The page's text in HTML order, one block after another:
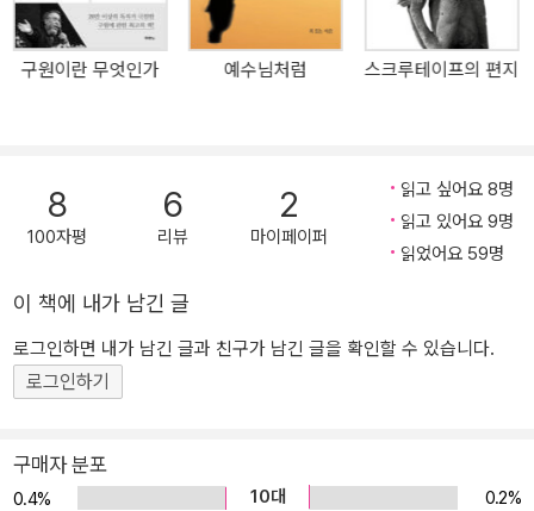
평화가 넘치게 하였다. 또 다른 이유는 자신이 가르친 것을 어김없이
실행했기 때문이다. 질문 하나, 그렇지만 그는 진실한 존재인가? 질문
둘, 기독교의 기본 진리란 예수님이 세상의 구주가 되기 위해 오신 하
니다. 행동이 따라야 한다. 우리의 지적 신앙이 비판의 여지가 없는 완
벽한 것일 수도 있다. 그러나 신앙을 행동으로 옮겨야 한다. 어떻게 해
야 하는가? 우리 자신, 마음과 생각, 정신과 의지, 가정과 삶을 개인적
으로 남김없이 예수 그리스도께 드려야 한다. 그분 앞에서 자신을 낮
해야 한다. 그런 다음 계속해서 교회에 충성하는 교인이 되고, 지역 사
회에서는 책임 있는 시민이 되어야 한다. 기독교의 주장은 우리가 예
께서 친히 우리를 찾고 계신다는 사실과 우리 자신이 하나님을 찾아
야 한다는 사실을 깨닫는다면 이 주장을 확인하는 데 도움이 될 것이
구원이란 무엇인가 예수님처럼 스크루테이프의 편지
8
100자평
6
리뷰
2
마이페이퍼
읽고 싶어요 8명
읽고 있어요 9명
읽었어요 59명
이 책에 내가 남긴 글
로그인하면 내가 남긴 글과 친구가 남긴 글을 확인할 수 있습니다.
로그인하기
구매자 분포
0.4% 10대
0.2%